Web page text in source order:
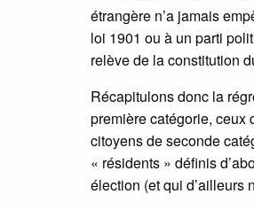
étrangère n’a jamais
loi 1901 ou à un parti
relève de la constitution
Récapitulons donc la
première catégorie, ceux
citoyens de seconde
« résidents » définis
élection (et qui d’ailleurs